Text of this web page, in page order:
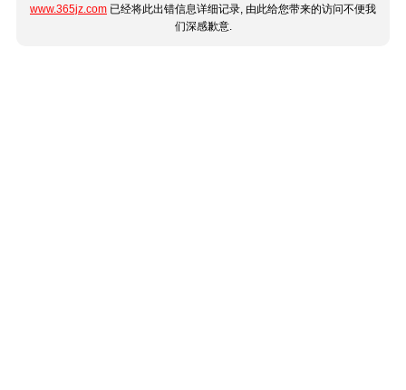
www.365jz.com 已经将此出错信息详细记录, 由此给您带来的访问不便我
们深感歉意.